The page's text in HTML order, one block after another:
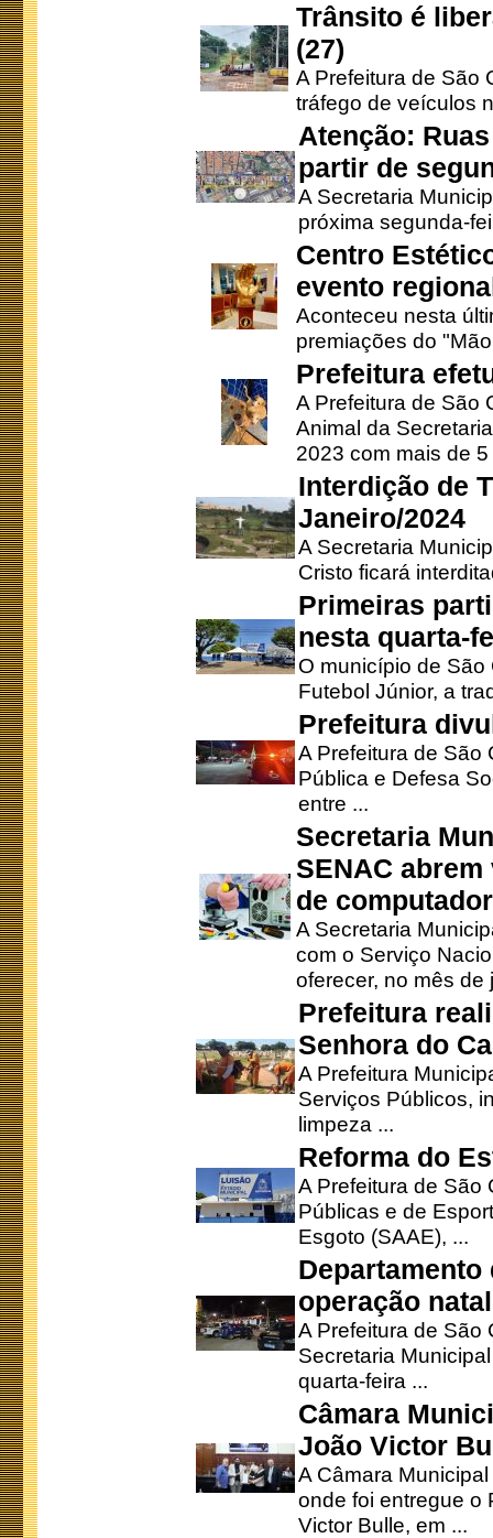
Trânsito é
(27)
A Prefeitura de São
tráfego de veículos
Atenção:
partir de
A Secretaria
próxima segunda-
Centro
evento
Aconteceu nesta
premiações do
Prefeitura
A Prefeitura de São
Animal da
2023 com mais de 5
Interdição de
Janeiro/2024
A Secretaria
Cristo ficará
Primeiras
nesta quarta-
O município de
Futebol Júnior, a
Prefeitura
A Prefeitura de São
Pública e Defesa
entre ...
Secretaria
SENAC
de
A Secretaria
com o Serviço
oferecer, no mês de
Prefeitura
Senhora do
A Prefeitura
Serviços Públicos,
limpeza ...
Reforma do
A Prefeitura de São
Públicas e de
Esgoto (SAAE), ...
operação
A Prefeitura de São
Secretaria
quarta-feira ...
Câmara
João Victor
A Câmara
onde foi entregue o
Victor Bulle, em ...